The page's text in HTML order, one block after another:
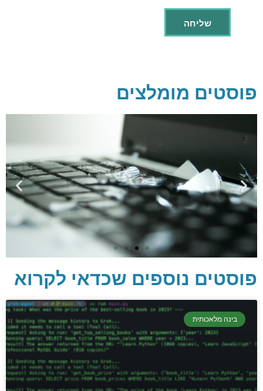
פוסטים מומלצים
יסודות בתכנות
קריפטוגרפיה, ביצועים, אבטחת מידע ומידע
יסודי וחשוב שגם מתכנתים מנוסים לא תמיד
יודעים.
הכנסו עכשיו
פוסטים נוספים שכדאי לקרוא
בינה מלאכותית